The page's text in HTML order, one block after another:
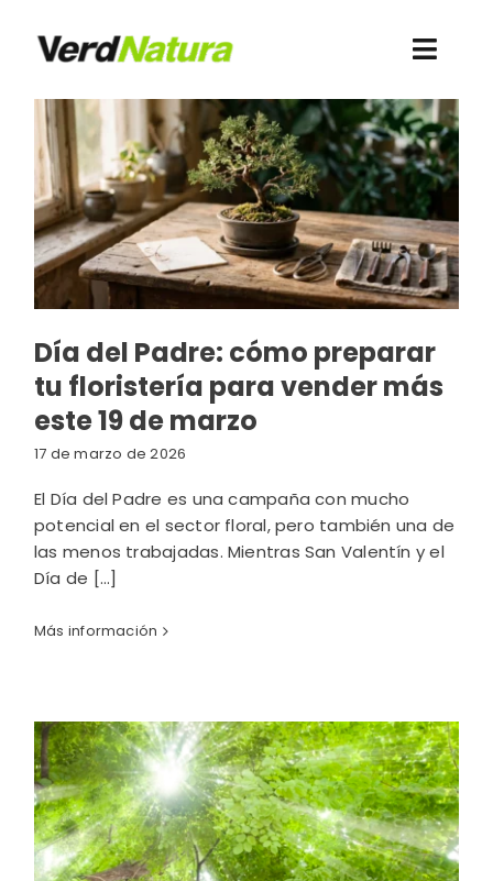
contenido
Conócenos
Quiero comprar
Contacto
Webshop Antigua
Día del Padre: cómo preparar
tu floristería para vender más
este 19 de marzo
17 de marzo de 2026
El Día del Padre es una campaña con mucho
potencial en el sector floral, pero también una de
las menos trabajadas. Mientras San Valentín y el
Día de [...]
Más información